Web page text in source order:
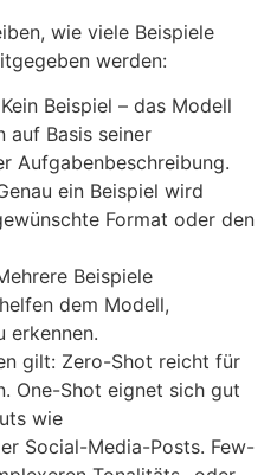
wie viele Beispiele
werden:
Kein Beispiel – das Modell
auf Basis seiner
Aufgabenbeschreibung.
ein Beispiel wird
Format oder den
Beispiele
dem Modell,
erkennen.
gilt: Zero-Shot reicht für
One-Shot eignet sich gut
wie
Social-Media-Posts. Few-